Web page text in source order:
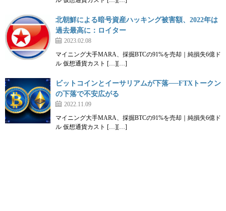
北朝鮮による暗号資産ハッキング被害額、2022年は
過去最高に：ロイター
2023.02.08
マイニング大手MARA、採掘BTCの91%を売却｜純損失6億ド
ル 仮想通貨カスト […][…]
ビットコインとイーサリアムが下落──FTXトークン
の下落で不安広がる
2022.11.09
マイニング大手MARA、採掘BTCの91%を売却｜純損失6億ド
ル 仮想通貨カスト […][…]